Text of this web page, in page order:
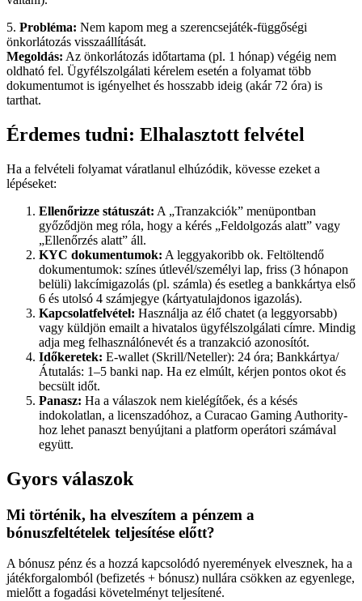
5. Probléma: Nem kapom meg a szerencsejáték-függőségi
önkorlátozás visszaállítását.
Megoldás: Az önkorlátozás időtartama (pl. 1 hónap) végéig nem
oldható fel. Ügyfélszolgálati kérelem esetén a folyamat több
dokumentumot is igényelhet és hosszabb ideig (akár 72 óra) is
tarthat.
Érdemes tudni: Elhalasztott felvétel
Ha a felvételi folyamat váratlanul elhúzódik, kövesse ezeket a
lépéseket:
Ellenőrizze státuszát: A „Tranzakciók” menüpontban
győződjön meg róla, hogy a kérés „Feldolgozás alatt” vagy
„Ellenőrzés alatt” áll.
KYC dokumentumok: A leggyakoribb ok. Feltöltendő
dokumentumok: színes útlevél/személyi lap, friss (3 hónapon
belüli) lakcímigazolás (pl. számla) és esetleg a bankkártya első
6 és utolsó 4 számjegye (kártyatulajdonos igazolás).
Kapcsolatfelvétel: Használja az élő chatet (a leggyorsabb)
vagy küldjön emailt a hivatalos ügyfélszolgálati címre. Mindig
adja meg felhasználónevét és a tranzakció azonosítót.
Időkeretek: E-wallet (Skrill/Neteller): 24 óra; Bankkártya/
Átutalás: 1–5 banki nap. Ha ez elmúlt, kérjen pontos okot és
becsült időt.
Panasz: Ha a válaszok nem kielégítőek, és a késés
indokolatlan, a licenszadóhoz, a Curacao Gaming Authority-
hoz lehet panaszt benyújtani a platform operátori számával
együtt.
Gyors válaszok
Mi történik, ha elveszítem a pénzem a
bónuszfeltételek teljesítése előtt?
A bónusz pénz és a hozzá kapcsolódó nyeremények elvesznek, ha a
játékforgalomból (befizetés + bónusz) nullára csökken az egyenlege,
mielőtt a fogadási követelményt teljesítené.